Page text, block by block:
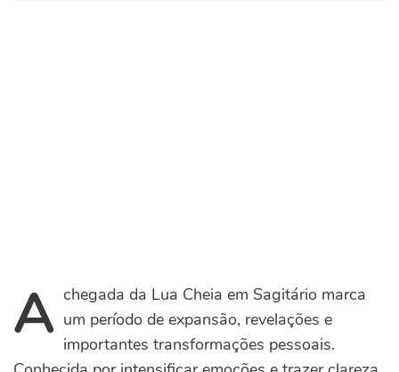
Achegada da Lua Cheia em Sagitário marca
um período de expansão, revelações e
importantes transformações pessoais.